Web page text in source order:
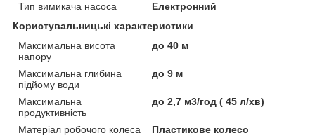
Тип вимикача насоса
Електронний
Користувальницькі характеристики
Максимальна висота
напору
до 40 м
Максимальна глибина
підйому води
до 9 м
Максимальна
продуктивність
до 2,7 м3/год ( 45 л/хв)
Матеріал робочого колеса
Пластикове колесо